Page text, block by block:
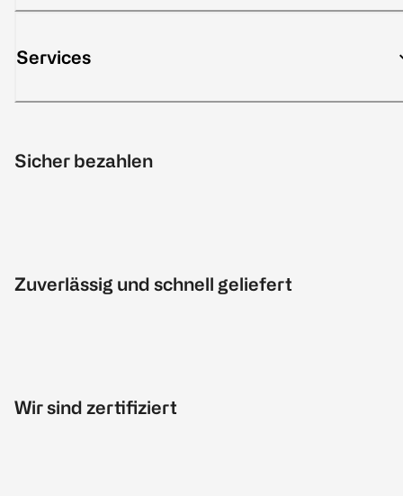
Services
Sicher bezahlen
Zuverlässig und schnell geliefert
Wir sind zertifiziert